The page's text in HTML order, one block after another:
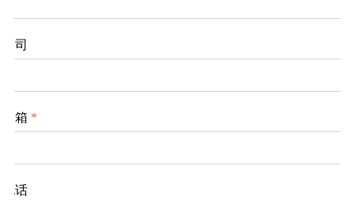
公司
邮箱 *
电话